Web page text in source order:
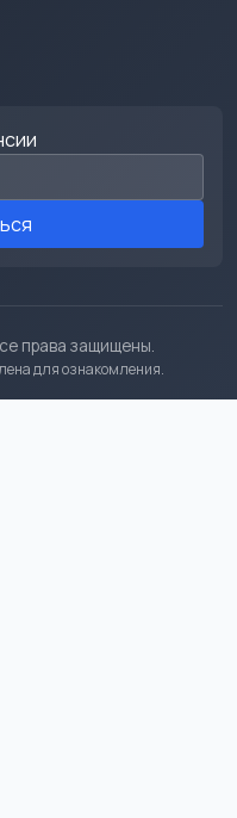
права защищены.
для ознакомления.